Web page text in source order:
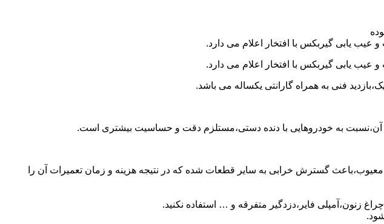
عیب یابی گیربکس با افتخار اعلام می دارد.
عیب یابی گیربکس با افتخار اعلام می دارد.
فنی به همراه گارانتی یکساله می باشد.
آن،نسبت به خودروهایی با دنده دستی،مستلزم دقت و حساسیت بیشتری است.
گسترش خرابی به سایر قطعات شده که در نتیجه هزینه و زمان تعمیرات آن را
زنون،آمپلی فایر،دزدگیر متفرقه و … استفاده نکنید.